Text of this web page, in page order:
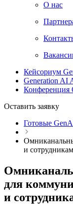
О нас
Кейсориум
Generation AI
Конференция
Оставить заявку
Готовые
и
для
и